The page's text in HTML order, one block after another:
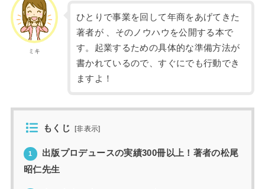
ミキ
ひとりで事業を回して年商をあげてきた
著者が 、そのノウハウを公開する本で
す。起業するための具体的な準備方法が
書かれているので、すぐにでも行動でき
ますよ！
もくじ [非表示]
1
出版プロデュースの実績300冊以上！著者の松尾
昭仁先生